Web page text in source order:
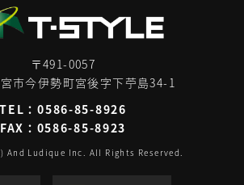
〒491-0057
市今伊勢町宮後字下苧島34-1
TEL：0586-85-8926
FAX：0586-85-8923
And Ludique Inc. All Rights Reserved.